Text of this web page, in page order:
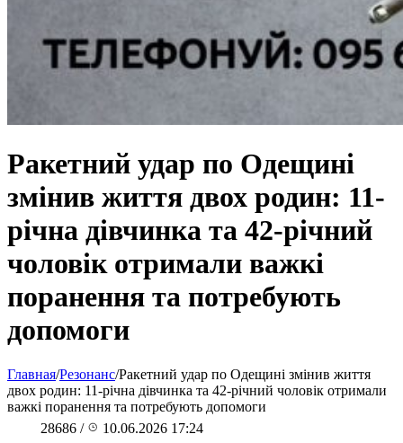
Ракетний удар по Одещині
змінив життя двох родин: 11-
річна дівчинка та 42-річний
чоловік отримали важкі
поранення та потребують
допомоги
Главная/Резонанс/Ракетний удар по Одещині змінив життя
двох родин: 11-річна дівчинка та 42-річний чоловік отримали
важкі поранення та потребують допомоги
28686 / 10.06.2026 17:24